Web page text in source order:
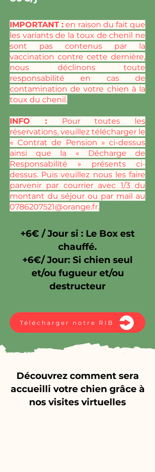
IMPORTANT : en raison du fait que
les variants de la toux de chenil ne
sont pas contenus par la
vaccination contre cette dernière,
nous déclinons toute
responsabilité en cas de
contamination de votre chien à la
toux du chenil.
INFO : Pour toutes les
réservations, veuillez télécharger le
« Contrat de Pension » ci-dessus
ainsi que la « Décharge de
Responsabilité » présents ci-
dessus. Puis veuillez nous les faire
parvenir par courrier avec 1/3 du
montant du séjour ou par mail au
0786207521@orange.fr.
+6€ / Jour si : Le Box est
chauffé.
+6€/ Jour: Si chien seul
et/ou fugueur et/ou
destructeur
Télécharger notre RIB
Découvrez comment sera
accueilli votre chien grâce à
nos visites virtuelles